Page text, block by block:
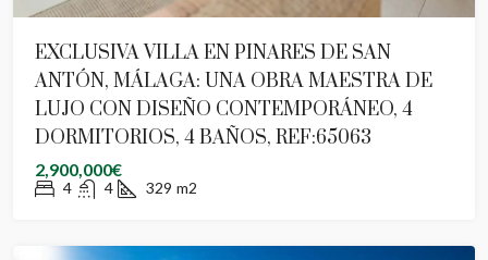
EXCLUSIVA VILLA EN PINARES DE SAN
ANTÓN, MÁLAGA: UNA OBRA MAESTRA DE
LUJO CON DISEÑO CONTEMPORÁNEO, 4
DORMITORIOS, 4 BAÑOS, REF:65063
2,900,000€
4 4 329 m2